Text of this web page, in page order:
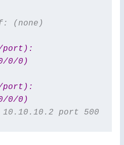
port):
0/0)
port):
0/0)
10.10.10.2 port 500